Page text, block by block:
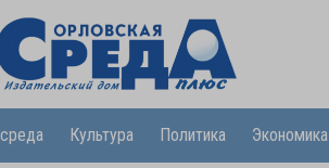
Культура Политика Экономика